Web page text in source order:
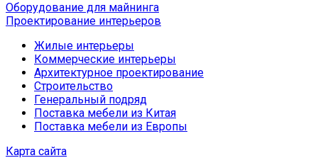
Оборудование для майнинга
Проектирование интерьеров
Жилые интерьеры
Коммерческие интерьеры
Архитектурное проектирование
Строительство
Генеральный подряд
Поставка мебели из Китая
Поставка мебели из Европы
Карта сайта